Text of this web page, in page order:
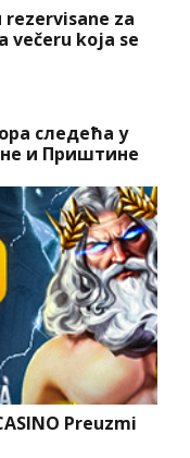
za
večeru koja se
следећа у
и Приштине
Preuzmi